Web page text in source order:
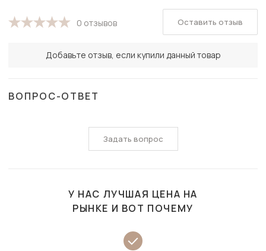
0 отзывов
Добавьте отзыв, если купили данный товар
Оставить отзыв
ВОПРОС-ОТВЕТ
Задать вопрос
У НАС ЛУЧШАЯ ЦЕНА НА
РЫНКЕ И ВОТ ПОЧЕМУ